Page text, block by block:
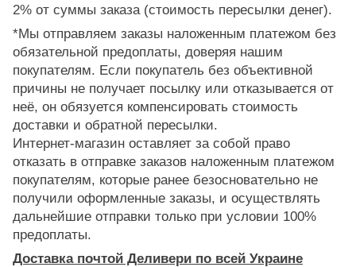
2% от суммы заказа (стоимость пересылки денег).
*Мы отправляем заказы наложенным платежом без
обязательной предоплаты, доверяя нашим
покупателям. Если покупатель без объективной
причины не получает посылку или отказывается от
неё, он обязуется компенсировать стоимость
доставки и обратной пересылки.
Интернет-магазин оставляет за собой право
отказать в отправке заказов наложенным платежом
покупателям, которые ранее безосновательно не
получили оформленные заказы, и осуществлять
дальнейшие отправки только при условии 100%
предоплаты.
Доставка почтой Деливери по всей Украине